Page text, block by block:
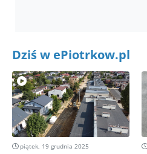
Dziś w ePiotrkow.pl
piątek, 19 grudnia 2025